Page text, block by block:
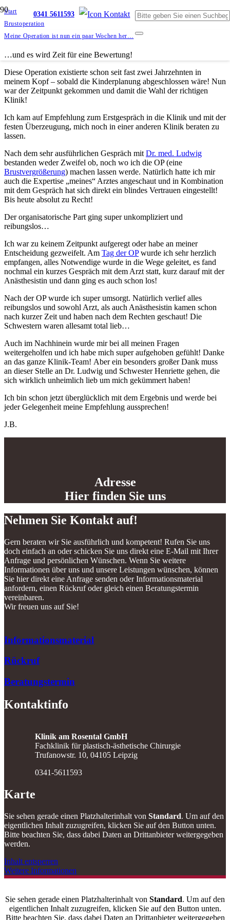
0341 5611593
Start
Brustoperation
Meine Operation ist nun ein paar Wochen her…
…und es wird Zeit für eine Bewertung!
Diese Operation existierte schon seit fast zwei Jahrzehnten in
meinem Kopf – sobald die Kinderplanung abgeschlossen wäre! Nun
war der Zeitpunkt gekommen und damit die Wahl der richtigen
Klinik!
Ich kam auf Empfehlung zum Erstgespräch in die Klinik und mit der
festen Überzeugung, mich noch in einer anderen Klinik beraten zu
lassen.
Nach dem sehr ausführlichen Gespräch mit Dr. med. Ludwig
bestanden weder Zweifel ob, noch wo ich die OP (eine
Brustvergrößerung) machen lassen werde. Natürlich hatte ich mir
auch die Expertise „meines“ Arztes angeschaut und in Kombination
mit dem Gespräch hat sich direkt ein blindes Vertrauen eingestellt!
Bis heute absolut zu Recht!
Der organisatorische Part ging super unkompliziert und
reibungslos…
Ich war zu keinem Zeitpunkt aufgeregt oder habe an meiner
Entscheidung gezweifelt. Am Tag der OPwurde ich sehr herzlich
empfangen, alles Notwendige wurde in die Wege geleitet, es fand
nochmal ein kurzes Gespräch mit dem Arzt statt, kurz darauf mit der
Anästhesistin und dann ging es auch schon los!
Nach der OP wurde ich super umsorgt. Natürlich verlief alles
reibungslos und sowohl Arzt, als auch Anästhesistin kamen schon
nach kurzer Zeit und haben nach dem Rechten geschaut! Die
Schwestern waren allesamt total lieb…
Auch im Nachhinein wurde mir bei all meinen Fragen
weitergeholfen und ich habe mich super aufgehoben gefühlt! Danke
an das ganze Klinik-Team! Aber ein besonders großer Dank muss
an dieser Stelle an Dr. Ludwig und Schwester Henriette gehen, die
sich wirklich unheimlich lieb um mich gekümmert haben!
Ich bin schon jetzt überglücklich mit dem Ergebnis und werde bei
jeder Gelegenheit meine Empfehlung aussprechen!
J.B.
Adresse
Hier finden Sie uns
Nehmen Sie Kontakt auf!
Gern beraten wir Sie ausführlich und kompetent! Rufen Sie uns
doch einfach an oder schicken Sie uns direkt eine E-Mail mit Ihrer
Anfrage und persönlichen Wünschen. Wenn Sie weitere
Informationen über uns und unsere Leistungen wünschen, können
Sie hier direkt eine Anfrage senden oder Informationsmaterial
anfordern, einen Rückruf oder gleich einen Beratungstermin
vereinbaren.
Wir freuen uns auf Sie!
Informationsmaterial
Rückruf
Beratungstermin
Kontaktinfo
Klinik am Rosental GmbH
Fachklinik für plastisch-ästhetische Chirurgie
Trufanowstr. 10, 04105 Leipzig
0341-5611593
Karte
Sie sehen gerade einen Platzhalterinhalt von Standard. Um auf den
eigentlichen Inhalt zuzugreifen, klicken Sie auf den Button unten.
Bitte beachten Sie, dass dabei Daten an Drittanbieter weitergegeben
werden.
Inhalt entsperren
Weitere Informationen
Sie sehen gerade einen Platzhalterinhalt von Standard. Um auf den
eigentlichen Inhalt zuzugreifen, klicken Sie auf den Button unten.
Bitte beachten Sie, dass dabei Daten an Drittanbieter weitergegeben